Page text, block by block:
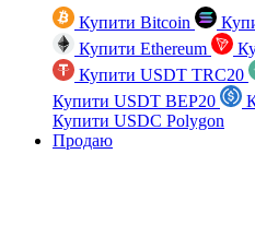
Купити Bitcoin
Купити Ethereum
Купити USDT TRC20
Купити USDT BEP20
Купити USDC Polygon
Продаю